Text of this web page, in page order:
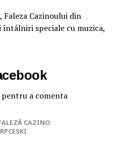
Faleza Cazinoului din
speciale cu muzica,
a comenta
CAZINO